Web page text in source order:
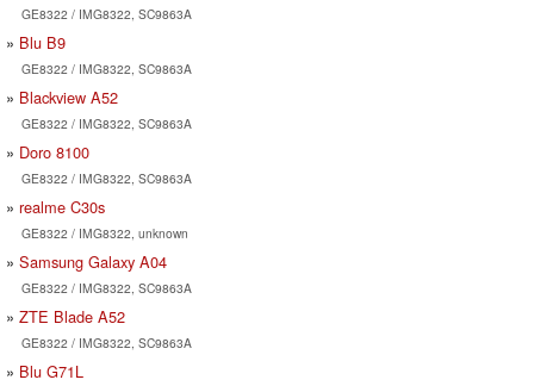
GE8322 / IMG8322, SC9863A
Blu B9
GE8322 / IMG8322, SC9863A
Blackview A52
GE8322 / IMG8322, SC9863A
Doro 8100
GE8322 / IMG8322, SC9863A
realme C30s
GE8322 / IMG8322, unknown
Samsung Galaxy A04
GE8322 / IMG8322, SC9863A
ZTE Blade A52
GE8322 / IMG8322, SC9863A
Blu G71L